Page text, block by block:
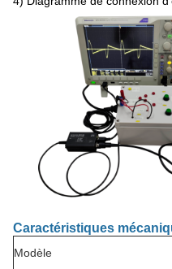
Caractéristiques
Modèle